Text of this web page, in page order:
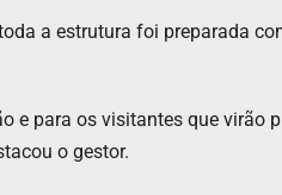
a estrutura foi preparada
e para os visitantes que virão
o gestor.